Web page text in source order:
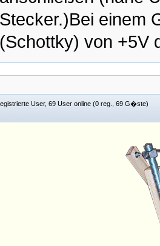
Stecker.)Bei einem
(Schottky) von +5V
User, 69 User online (0 reg., 69 G�ste)